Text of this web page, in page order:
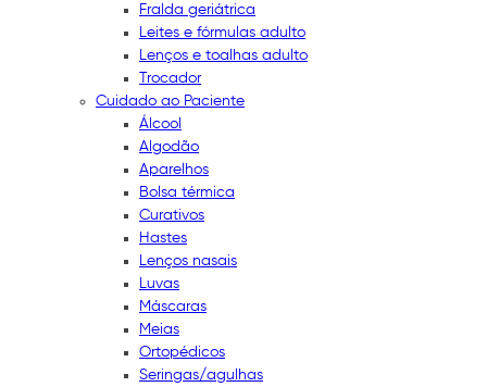
Fralda geriátrica
Leites e fórmulas adulto
Lenços e toalhas adulto
Trocador
Cuidado ao Paciente
Álcool
Algodão
Aparelhos
Bolsa térmica
Curativos
Hastes
Lenços nasais
Luvas
Máscaras
Meias
Ortopédicos
Seringas/agulhas